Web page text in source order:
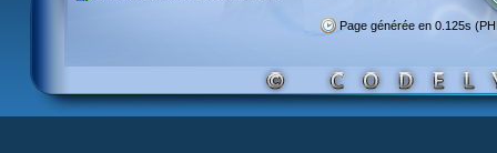
Page générée en 0.125s